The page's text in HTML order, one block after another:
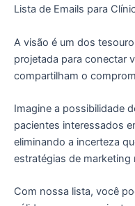
Lista de Emails para
A visão é um dos
projetada para conectar
compartilham o
Imagine a possibilidade
pacientes interessados
eliminando a incerteza
estratégias de marketing
Com nossa lista, você